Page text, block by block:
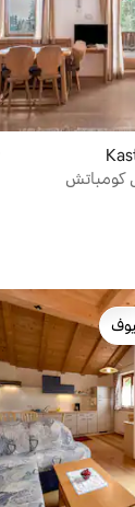
كومباتش